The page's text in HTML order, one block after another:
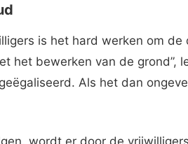
is het hard werken om de
het bewerken van de grond”,
Als het dan
wordt er door de